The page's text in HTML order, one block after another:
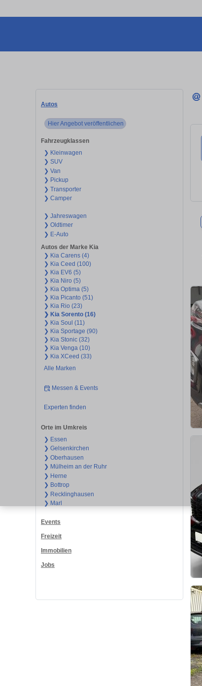
Autos
Hier Angebot veröffentlichen
Fahrzeugklassen
❯ Kleinwagen
❯ SUV
❯ Van
❯ Pickup
❯ Transporter
❯ Camper
❯ Jahreswagen
❯ Oldtimer
❯ E-Auto
Autos der Marke Kia
❯ Kia Carens (4)
❯ Kia Ceed (100)
❯ Kia EV6 (5)
❯ Kia Niro (5)
❯ Kia Optima (5)
❯ Kia Picanto (51)
❯ Kia Rio (23)
❯ Kia Sorento (16)
❯ Kia Soul (11)
❯ Kia Sportage (90)
❯ Kia Stonic (32)
❯ Kia Venga (10)
❯ Kia XCeed (33)
Alle Marken
Messen & Events
Experten finden
Orte im Umkreis
❯ Essen
❯ Gelsenkirchen
❯ Oberhausen
❯ Mülheim an der Ruhr
❯ Herne
❯ Bottrop
❯ Recklinghausen
❯ Marl
Events
Freizeit
Immobilien
Jobs